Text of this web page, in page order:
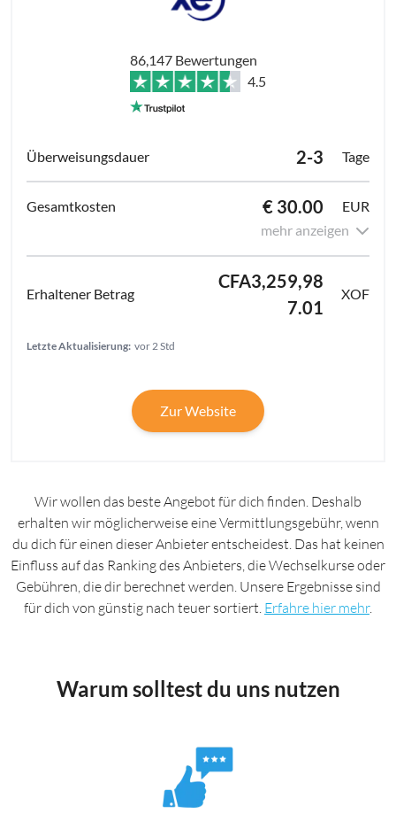
86,147 Bewertungen
4.5
2-3 Tage
€ 30.00
EUR
mehr anzeigen
CFA3,259,98
7.01
XOF
Letzte Aktualisierung: vor 2 Std
Zur Website
Wir wollen das beste Angebot für dich finden. Deshalb
erhalten wir möglicherweise eine Vermittlungsgebühr, wenn
du dich für einen dieser Anbieter entscheidest. Das hat keinen
Einfluss auf das Ranking des Anbieters, die Wechselkurse oder
Gebühren, die dir berechnet werden. Unsere Ergebnisse sind
für dich von günstig nach teuer sortiert. Erfahre hier mehr.
Warum solltest du uns nutzen